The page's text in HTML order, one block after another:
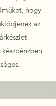
hogy
az